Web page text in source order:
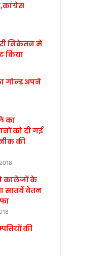
निकेतन में
किया
गोल्ड अपने
का
को दी गई
की
कालेजों के
सातवें वेतन
की